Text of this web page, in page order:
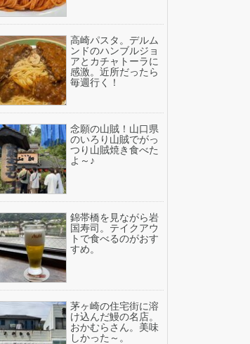
高崎パスタ。デルム
ンドのハンブルジョ
アとカチャトーラに
感激。近所だったら
毎週行く！
念願の山賊！山口県
のいろり山賊でがっ
つり山賊焼き食べた
よ～♪
錦帯橋を見ながら岩
国寿司。テイクアウ
トで食べるのがおす
すめ。
茅ヶ崎の住宅街に溶
け込んだ鰻の名店。
おかむらさん。美味
しかった～。